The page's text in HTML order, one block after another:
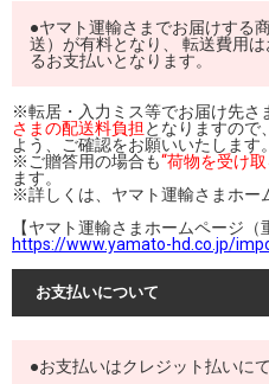
●ヤマト運輸さまでお届けする
送）が有料となり、 転送費用
るお支払いとなります。
※転居・入力ミス等でお届け先さ
さまの配送料負担 となりますので
よう、ご確認をお願いいたします。
※ご贈答用の場合も“荷物を受け
ます。
※詳しくは、ヤマト運輸さまホー
【ヤマト運輸さまホームページ（
https://www.yamato-hd.co.jp/
お支払いについて
●お支払いはクレジット払いに